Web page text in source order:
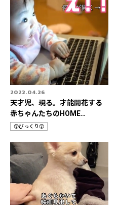
2022.04.26
天才児、現る。才能開花する
赤ちゃんたちのHOME
STORIES 3選👶
カ
テ
ゴ
リ
😲びっくり😲